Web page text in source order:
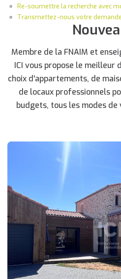
Re-soumettre la recherche avec
Transmettez-nous votre demande
Membre de la FNAIM et
ICI vous propose le meilleur
choix d'appartements, de
de locaux professionnels
budgets, tous les modes de